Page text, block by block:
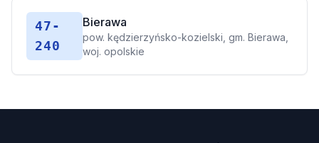
47-
240
Bierawa
pow. kędzierzyńsko-kozielski, gm. Bierawa,
woj. opolskie